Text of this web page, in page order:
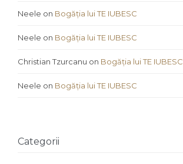
Neele on Bogăția lui TE IUBESC
Neele on Bogăția lui TE IUBESC
Christian Tzurcanu on Bogăția lui TE IUBESC
Neele on Bogăția lui TE IUBESC
Categorii